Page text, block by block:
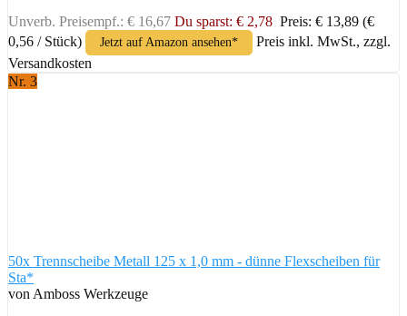
Unverb. Preisempf.: € 16,67 Du sparst: € 2,78 Preis: € 13,89 (€
0,56 / Stück)
Jetzt auf Amazon ansehen*
Preis inkl. MwSt., zzgl.
Versandkosten
Nr. 3
50x Trennscheibe Metall 125 x 1,0 mm - dünne Flexscheiben für
Sta*
von Amboss Werkzeuge